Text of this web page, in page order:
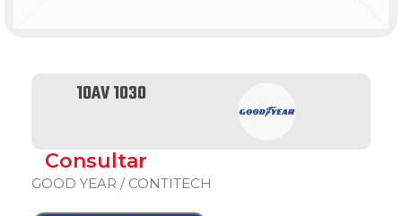
10AV 1030
Consultar
GOOD YEAR / CONTITECH